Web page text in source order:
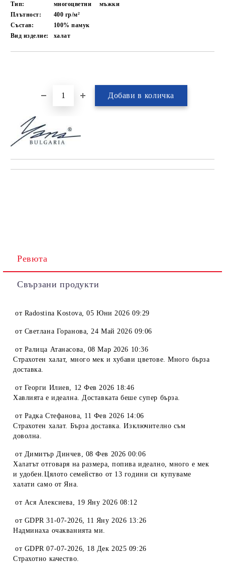
Тип: многоцветни
мъжки
Плътност:
400 гр/м²
Състав:
100% памук
Вид изделие:
халат
Ревюта
Свързани продукти
от Radostina Kostova,05 Юни 2026 09:29
от Светлана Горанова,24 Май 2026 09:06
от Ралица Атанасова, 08 Мар 2026 10:36
Страхотен халат, много мек и хубави цветове. Много бърза
доставка.
от Георги Илиев, 12 Фев 2026 18:46
Хавлията е идеална. Доставката беше супер бърза.
от Радка Стефанова, 11 Фев 2026 14:06
Страхотен халат. Бърза доставка. Изключително съм
доволна.
от Димитър Динчев , 08 Фев 2026 00:06
Халатът отговаря на размера, попива идеално, много е мек
и удобен.Цялото семейство от 13 години си купуваме
халати само от Яна.
от Ася Алексиева, 19 Яну 2026 08:12
от GDPR 31-07-2026, 11 Яну 2026 13:26
Надминаха очакванията ми.
от GDPR 07-07-2026, 18 Дек 2025 09:26
Страхотно качество.